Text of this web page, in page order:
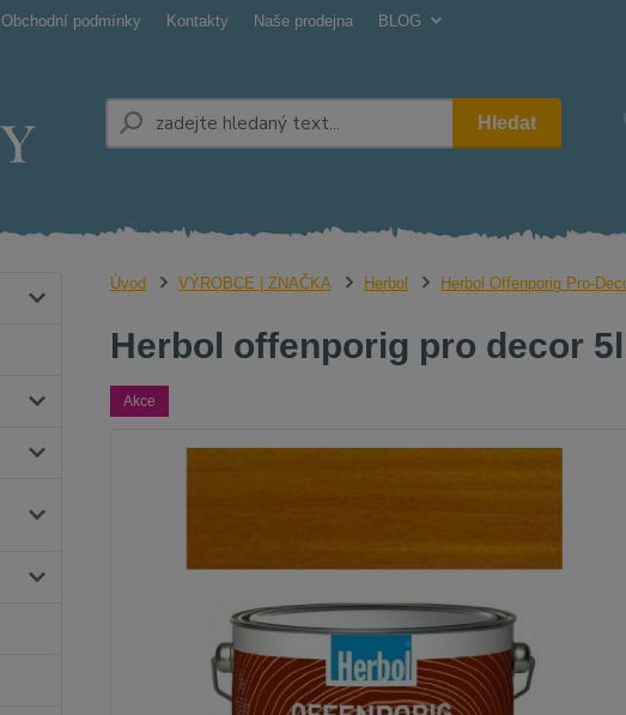
Obchodní podmínky Kontakty Naše prodejna BLOG
Hledat
Úvod VÝROBCE | ZNAČKA Herbol Herbol Offenporig Pro-
Herbol offenporig pro decor
Akce